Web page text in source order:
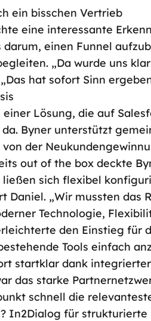
ein bisschen Vertrieb
eine interessante
einen Funnel
„Da wurde uns
hat sofort Sinn
Lösung, die auf
Byner unterstützt
von der
out of the box deckte
ließen sich flexibel
Daniel. „Wir mussten das
Technologie,
den Einstieg für
Tools einfach
startklar dank integrierter
das starke
schnell die
In2Dialog für strukturierte